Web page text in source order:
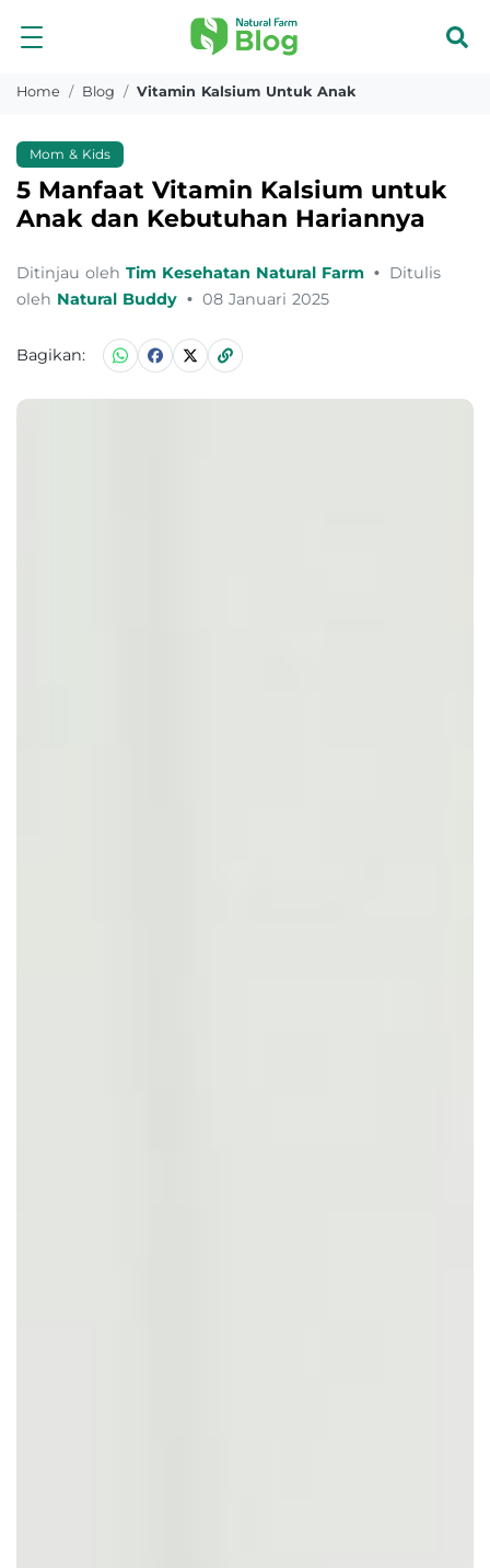
Home Blog Vitamin Kalsium Untuk Anak
Mom & Kids
5 Manfaat Vitamin Kalsium untuk
Anak dan Kebutuhan Hariannya
Ditinjau oleh Tim Kesehatan Natural Farm • Ditulis
oleh Natural Buddy • 08 Januari 2025
Bagikan: